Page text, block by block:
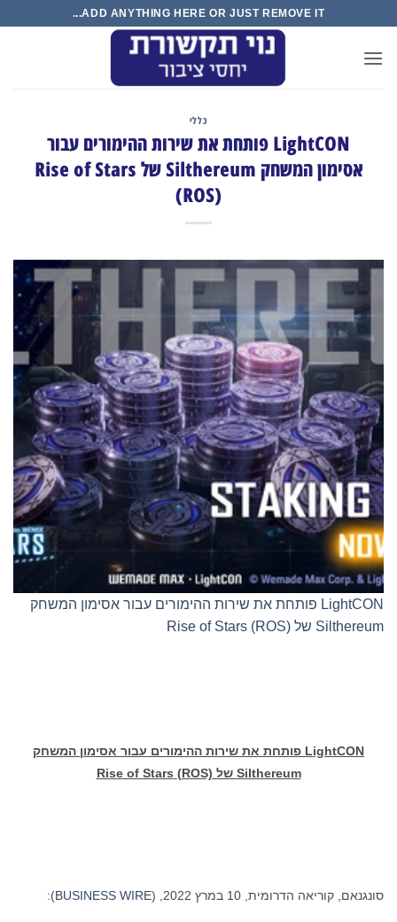
content
ADD ANYTHING HERE OR JUST REMOVE IT...
כללי
LightCON פותחת את שירות ההימורים עבור
אסימון המשחק Silthereum של Rise of Stars
(ROS)
LightCON פותחת את שירות ההימורים עבור אסימון המשחק
Silthereum של Rise of Stars (ROS)
LightCON פותחת את שירות ההימורים עבור אסימון המשחק
Silthereum של Rise of Stars (ROS)
סונגנאם, קוריאה הדרומית, 10 במרץ 2022, ( BUSINESS WIRE
):